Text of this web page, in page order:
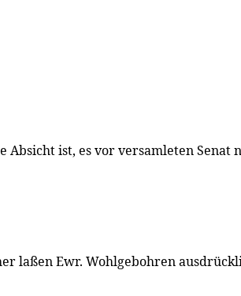
Absicht ist, es vor versamleten Senat
laßen Ewr. Wohlgebohren